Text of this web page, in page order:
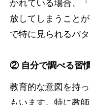
かれている場合、
放してしまうこと
で特に見られるパタ
② 自分で調べる習
教育的な意図を持
もいます。特に教